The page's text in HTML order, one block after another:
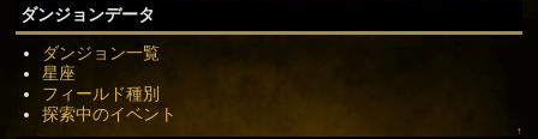
ダンジョンデータ
ダンジョン一覧
星座
フィールド種別
探索中のイベント
↑